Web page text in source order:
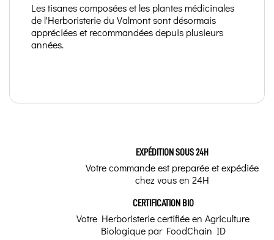
Les tisanes composées et les plantes médicinales
de l'Herboristerie du Valmont sont désormais
appréciées et recommandées depuis plusieurs
années.
EXPÉDITION SOUS 24H
Votre commande est preparée et expédiée
chez vous en 24H
CERTIFICATION BIO
Votre Herboristerie certifiée en Agriculture
Biologique par FoodChain ID